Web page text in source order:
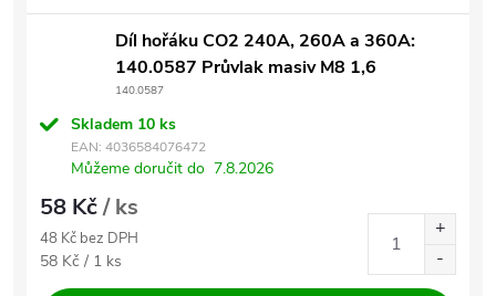
Díl hořáku CO2 240A, 260A a 360A:
140.0587 Průvlak masiv M8 1,6
140.0587
Skladem 10 ks
EAN: 4036584076472
Můžeme doručit do 7.8.2026
58 Kč/ ks
48 Kč bez DPH
Měrná cena:
58 Kč / 1 ks